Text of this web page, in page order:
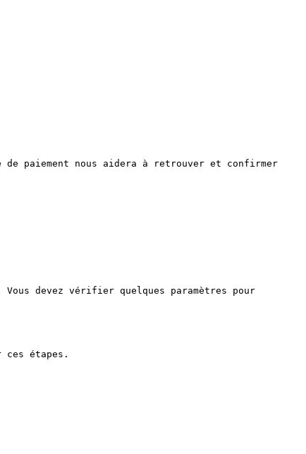
de paiement nous aidera à retrouver et confirmer
devez vérifier quelques paramètres pour
ces étapes.